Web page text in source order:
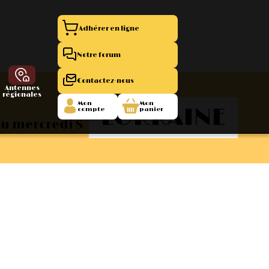
Antennes
régionales
Adhérer en ligne
Notre forum
Contactez-nous
Mon
compte
Mon
panier
mercredi 8
LORRAINE